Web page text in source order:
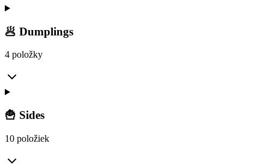
🥟 Dumplings
4 položky
🍟 Sides
10 položiek